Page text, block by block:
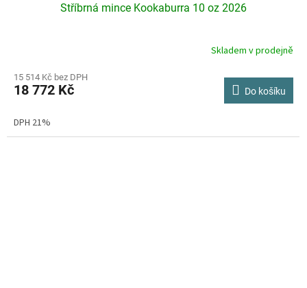
Stříbrná mince Kookaburra 10 oz 2026
Skladem v prodejně
15 514 Kč bez DPH
18 772 Kč Do košíku
DPH 21%